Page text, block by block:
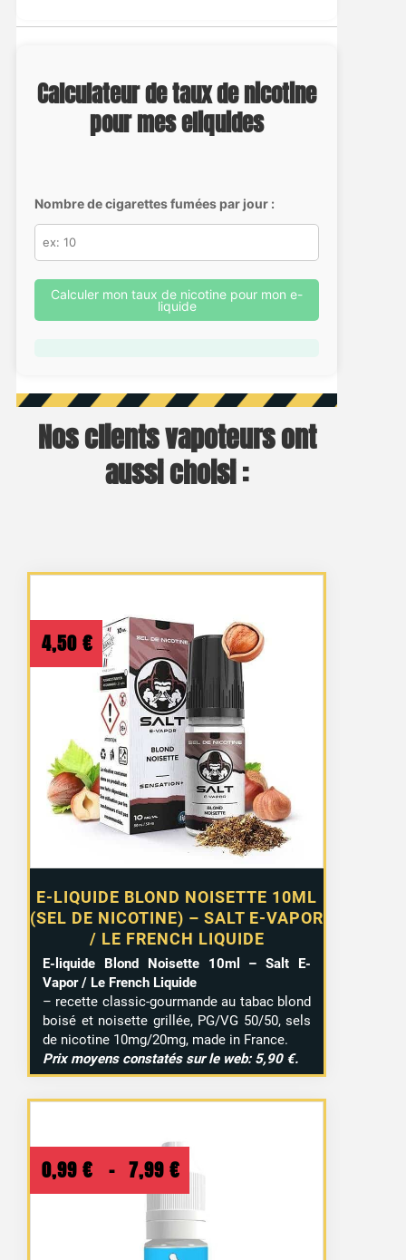
Calculateur de taux de nicotine
pour mes eliquides
Nombre de cigarettes fumées par jour :
Calculer mon taux de nicotine pour mon e-
liquide
Nos clients vapoteurs ont
aussi choisi :
E-LIQUIDE BLOND NOISETTE 10ML
(SEL DE NICOTINE) – SALT E-VAPOR
/ LE FRENCH LIQUIDE
4,50 €
E-liquide Blond Noisette 10ml – Salt E-
Vapor / Le French Liquide
– recette classic-gourmande au tabac blond
boisé et noisette grillée, PG/VG 50/50, sels
de nicotine 10mg/20mg, made in France.
Prix moyens constatés sur le web: 5,90 €.
0,99 € – 7,99 € Plage
de
prix :